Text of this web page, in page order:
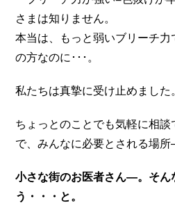
さまは知りません。
本当は、もっと弱いブリーチ
の方なのに･･･。
私たちは真摯に受け止めました
ちょっとのことでも気軽に相談
で、みんなに必要とされる場所
小さな街のお医者さん―。そん
う・・・と。